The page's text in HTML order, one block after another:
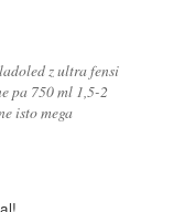
z ultra fensi
pa 750 ml 1,5-2
isto mega